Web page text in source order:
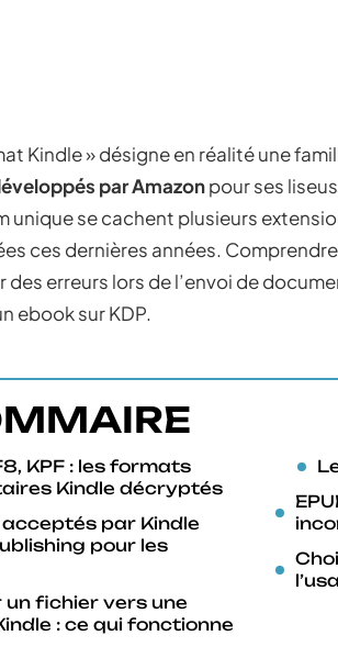
Kindle » désigne en réalité une
par Amazonpour ses
unique se cachent plusieurs
ces dernières années.
des erreurs lors de l’envoi de
ebook sur KDP.
KPF : les formats
Kindle décryptés
acceptés par Kindle
pour les
un fichier vers une
: ce qui fonctionne